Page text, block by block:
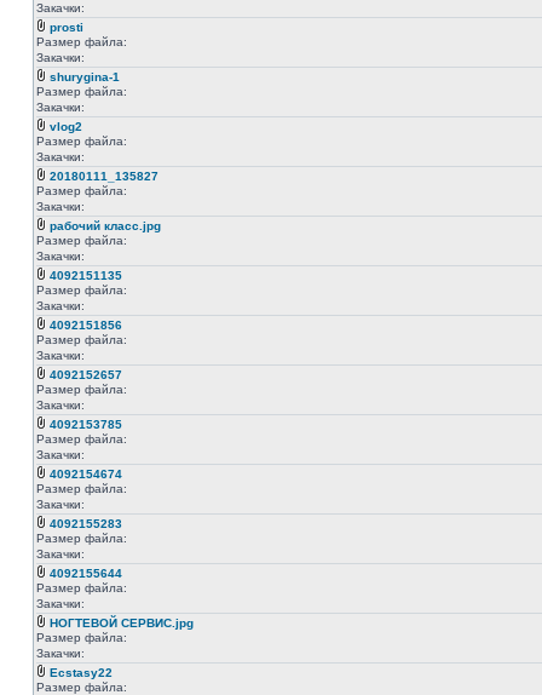
Закачки:
prosti
Размер файла:
Закачки:
shurygina-1
Размер файла:
Закачки:
vlog2
Размер файла:
Закачки:
20180111_135827
Размер файла:
Закачки:
рабочий класс.jpg
Размер файла:
Закачки:
4092151135
Размер файла:
Закачки:
4092151856
Размер файла:
Закачки:
4092152657
Размер файла:
Закачки:
4092153785
Размер файла:
Закачки:
4092154674
Размер файла:
Закачки:
4092155283
Размер файла:
Закачки:
4092155644
Размер файла:
Закачки:
НОГТЕВОЙ СЕРВИС.jpg
Размер файла:
Закачки:
Ecstasy22
Размер файла: